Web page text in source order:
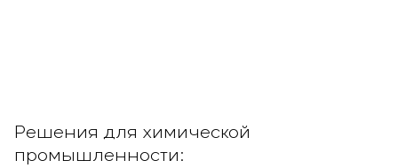
Решения для химической
промышленности: